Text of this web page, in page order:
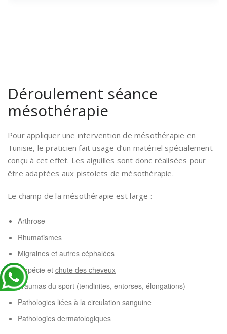
Déroulement séance
mésothérapie
Pour appliquer une intervention de mésothérapie en
Tunisie, le praticien fait usage d’un matériel spécialement
conçu à cet effet. Les aiguilles sont donc réalisées pour
être adaptées aux pistolets de mésothérapie.
Le champ de la mésothérapie est large :
Arthrose
Rhumatismes
Migraines et autres céphalées
Alopécie et chute des cheveux
Traumas du sport (tendinites, entorses, élongations)
Pathologies liées à la circulation sanguine
Pathologies dermatologiques